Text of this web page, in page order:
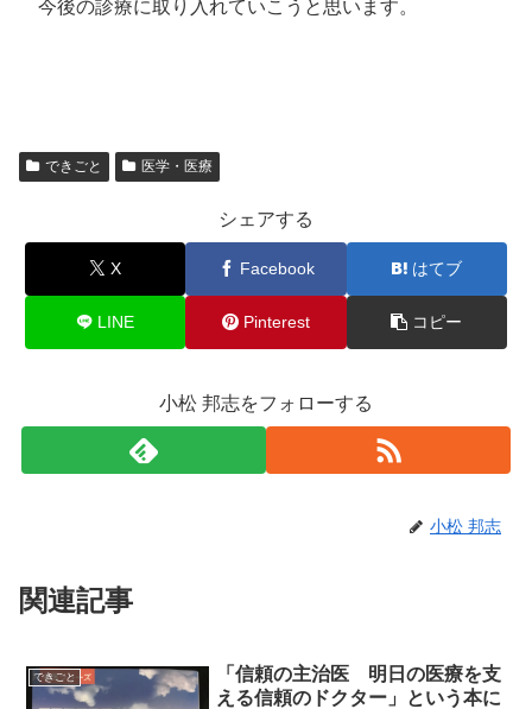
今後の診療に取り入れていこうと思います。
できごと 医学・医療
シェアする
X Facebook はてブ
LINE Pinterest コピー
小松 邦志をフォローする
小松 邦志
関連記事
できごと
「信頼の主治医 明日の医療を支
える信頼のドクター」という本に